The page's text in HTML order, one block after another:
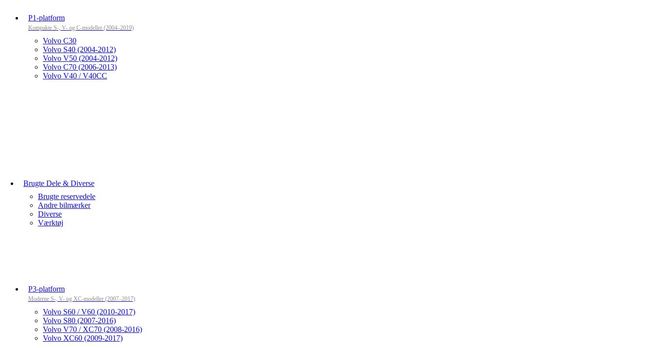
Brugte Dele & Diverse
Brugte reservedele
Andre bilmærker
Diverse
Værktøj
P1-platform
Kompakte S-, V- og C-modeller (2004–2019)
Volvo C30
Volvo S40 (2004-2012)
Volvo V50 (2004-2012)
Volvo C70 (2006-2013)
Volvo V40 / V40CC
P3-platform
Moderne S-, V- og XC-modeller (2007–2017)
Volvo S60 / V60 (2010-2017)
Volvo S80 (2007-2016)
Volvo V70 / XC70 (2008-2016)
Volvo XC60 (2009-2017)